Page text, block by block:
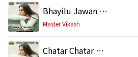
Bhayilu Jawan Sali
Master Vikash
Chatar Chatar Kare Dehiya